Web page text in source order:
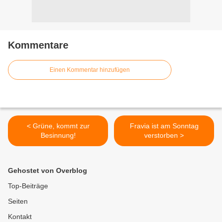
Kommentare
Einen Kommentar hinzufügen
< Grüne, kommt zur
Besinnung!
Fravia ist am Sonntag
verstorben >
Gehostet von Overblog
Top-Beiträge
Seiten
Kontakt